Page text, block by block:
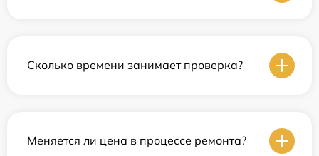
Сколько времени занимает проверка?
Меняется ли цена в процессе ремонта?